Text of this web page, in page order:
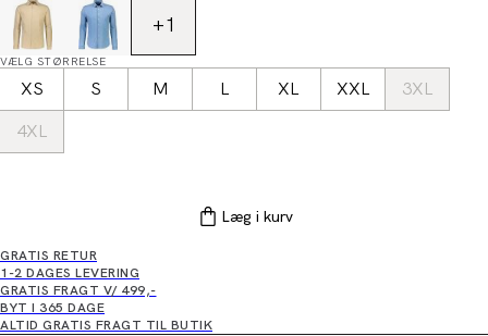
+1
VÆLG STØRRELSE
XS S M L XL XXL
3XL
4XL
Læg i kurv
GRATIS RETUR
1-2 DAGES LEVERING
GRATIS FRAGT V/ 499,-
BYT I 365 DAGE
ALTID GRATIS FRAGT TIL BUTIK